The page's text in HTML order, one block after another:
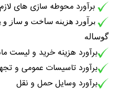
برآورد محوطه سازی های لازم
برآورد هزینه ساخت و ساز و
گوساله
برآورد هزینه خرید و لیست
برآورد تاسیسات عمومی و
برآورد وسایل حمل و نقل